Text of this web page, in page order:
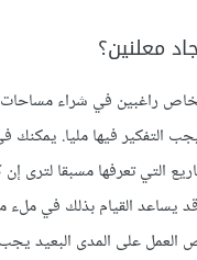
معلنين؟
راغبين في شراء
التفكير فيها مليا. يمكنك
التي تعرفها مسبقا لترى
يساعد القيام بذلك في ملء
العمل على المدى البعيد